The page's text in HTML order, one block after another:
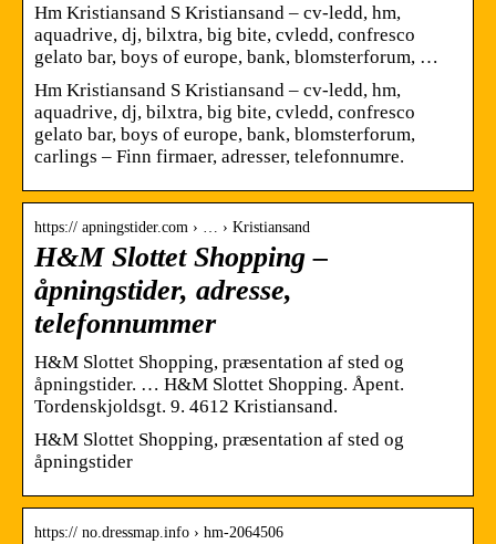
Hm Kristiansand S Kristiansand – cv-ledd, hm,
aquadrive, dj, bilxtra, big bite, cvledd, confresco
gelato bar, boys of europe, bank, blomsterforum, …
Hm Kristiansand S Kristiansand – cv-ledd, hm,
aquadrive, dj, bilxtra, big bite, cvledd, confresco
gelato bar, boys of europe, bank, blomsterforum,
carlings – Finn firmaer, adresser, telefonnumre.
https:// apningstider.com › … › Kristiansand
H&M Slottet Shopping –
åpningstider, adresse,
telefonnummer
H&M Slottet Shopping, præsentation af sted og
åpningstider. … H&M Slottet Shopping. Åpent.
Tordenskjoldsgt. 9. 4612 Kristiansand.
H&M Slottet Shopping, præsentation af sted og
åpningstider
https:// no.dressmap.info › hm-2064506